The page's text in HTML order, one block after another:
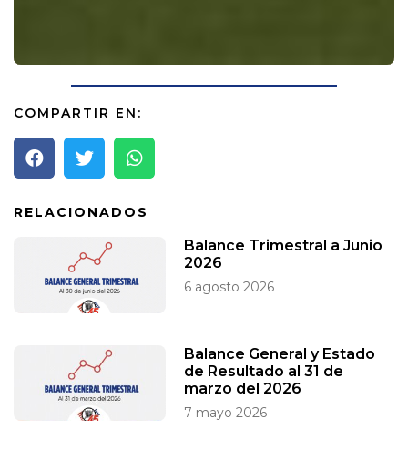
COMPARTIR EN:
RELACIONADOS
Balance Trimestral a Junio
2026
6 agosto 2026
Balance General y Estado
de Resultado al 31 de
marzo del 2026
7 mayo 2026